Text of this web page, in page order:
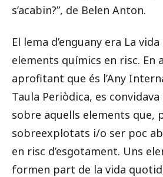
s’acabin?”, de Belen Anton.
El lema d’enguany era La
elements químics en risc. En
aprofitant que és l’Any
Taula Periòdica, es
sobre aquells elements que,
sobreexplotats i/o ser poc
en risc d’esgotament. Uns
formen part de la vida